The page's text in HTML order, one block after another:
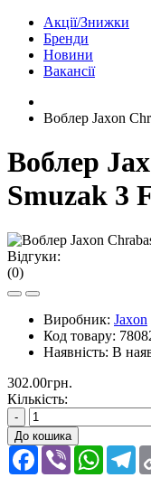
Акції/Знижки
Бренди
Новини
Вакансії
Воблер Jaxon
Воблер
Smuzak 3
Відгуки:
(0)
Виробник: Jaxon
Код товару:
Наявність: В
302.00грн.
Кількість:
-
До кошика
Facebook
Viber